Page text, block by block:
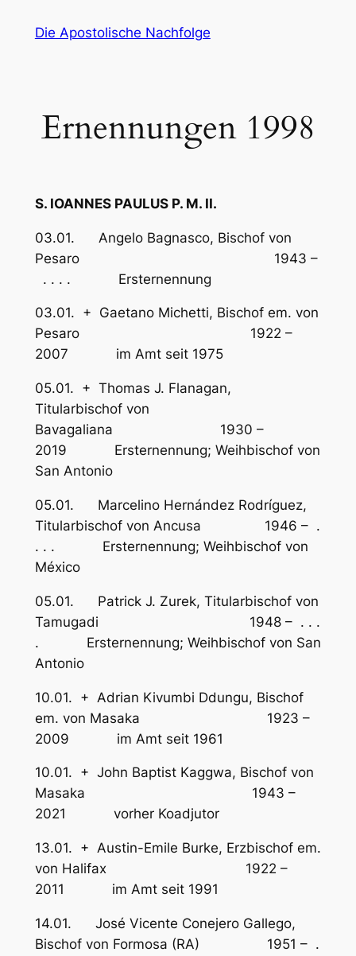
InhaltDie Apostolische Nachfolge
Ernennungen 1998
S. IOANNES PAULUS P. M. II.
03.01. Angelo Bagnasco, Bischof von
Pesaro 1943 –
. . . . Ersternennung
03.01. + Gaetano Michetti, Bischof em. von
Pesaro 1922 –
2007 im Amt seit 1975
05.01. + Thomas J. Flanagan,
Titularbischof von
Bavagaliana 1930 –
2019 Ersternennung; Weihbischof von
San Antonio
05.01. Marcelino Hernández Rodríguez,
Titularbischof von Ancusa 1946 – .
. . . Ersternennung; Weihbischof von
México
05.01. Patrick J. Zurek, Titularbischof von
Tamugadi 1948 – . . .
. Ersternennung; Weihbischof von San
Antonio
10.01. + Adrian Kivumbi Ddungu, Bischof
em. von Masaka 1923 –
2009 im Amt seit 1961
10.01. + John Baptist Kaggwa, Bischof von
Masaka 1943 –
2021 vorher Koadjutor
13.01. + Austin-Emile Burke, Erzbischof em.
von Halifax 1922 –
2011 im Amt seit 1991
14.01. José Vicente Conejero Gallego,
Bischof von Formosa (RA) 1951 – .